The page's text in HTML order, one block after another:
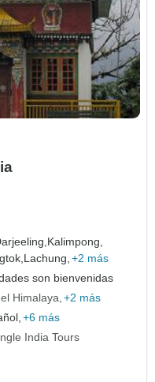
Kalimpong,
Lachung, +2 más
son bienvenidas
Himalaya +2 más
+6 más
India Tours